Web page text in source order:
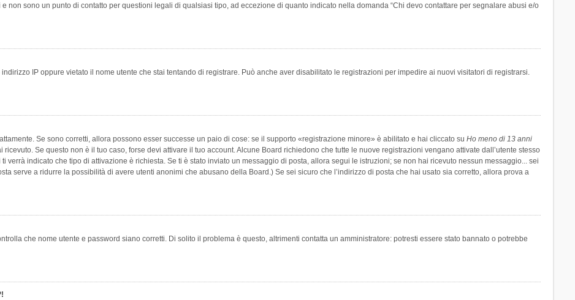
non sono un punto di contatto per questioni legali di qualsiasi tipo, ad eccezione di quanto indicato nella domanda “Chi devo contattare per segnalare abusi e/o
IP oppure vietato il nome utente che stai tentando di registrare. Può anche aver disabilitato le registrazioni per impedire ai nuovi visitatori di registrarsi.
Se sono corretti, allora possono esser successe un paio di cose: se il supporto «registrazione minore» è abilitato e hai cliccato su Ho meno di 13 anni
Se questo non è il tuo caso, forse devi attivare il tuo account. Alcune Board richiedono che tutte le nuove registrazioni vengano attivate dall’utente stesso
verrà indicato che tipo di attivazione è richiesta. Se ti è stato inviato un messaggio di posta, allora segui le istruzioni; se non hai ricevuto nessun messaggio... sei
serve a ridurre la possibilità di avere utenti anonimi che abusano della Board.) Se sei sicuro che l’indirizzo di posta che hai usato sia corretto, allora prova a
che nome utente e password siano corretti. Di solito il problema è questo, altrimenti contatta un amministratore: potresti essere stato bannato o potrebbe